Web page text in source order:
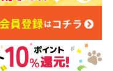
キャットフード
服・おさんぽ用品